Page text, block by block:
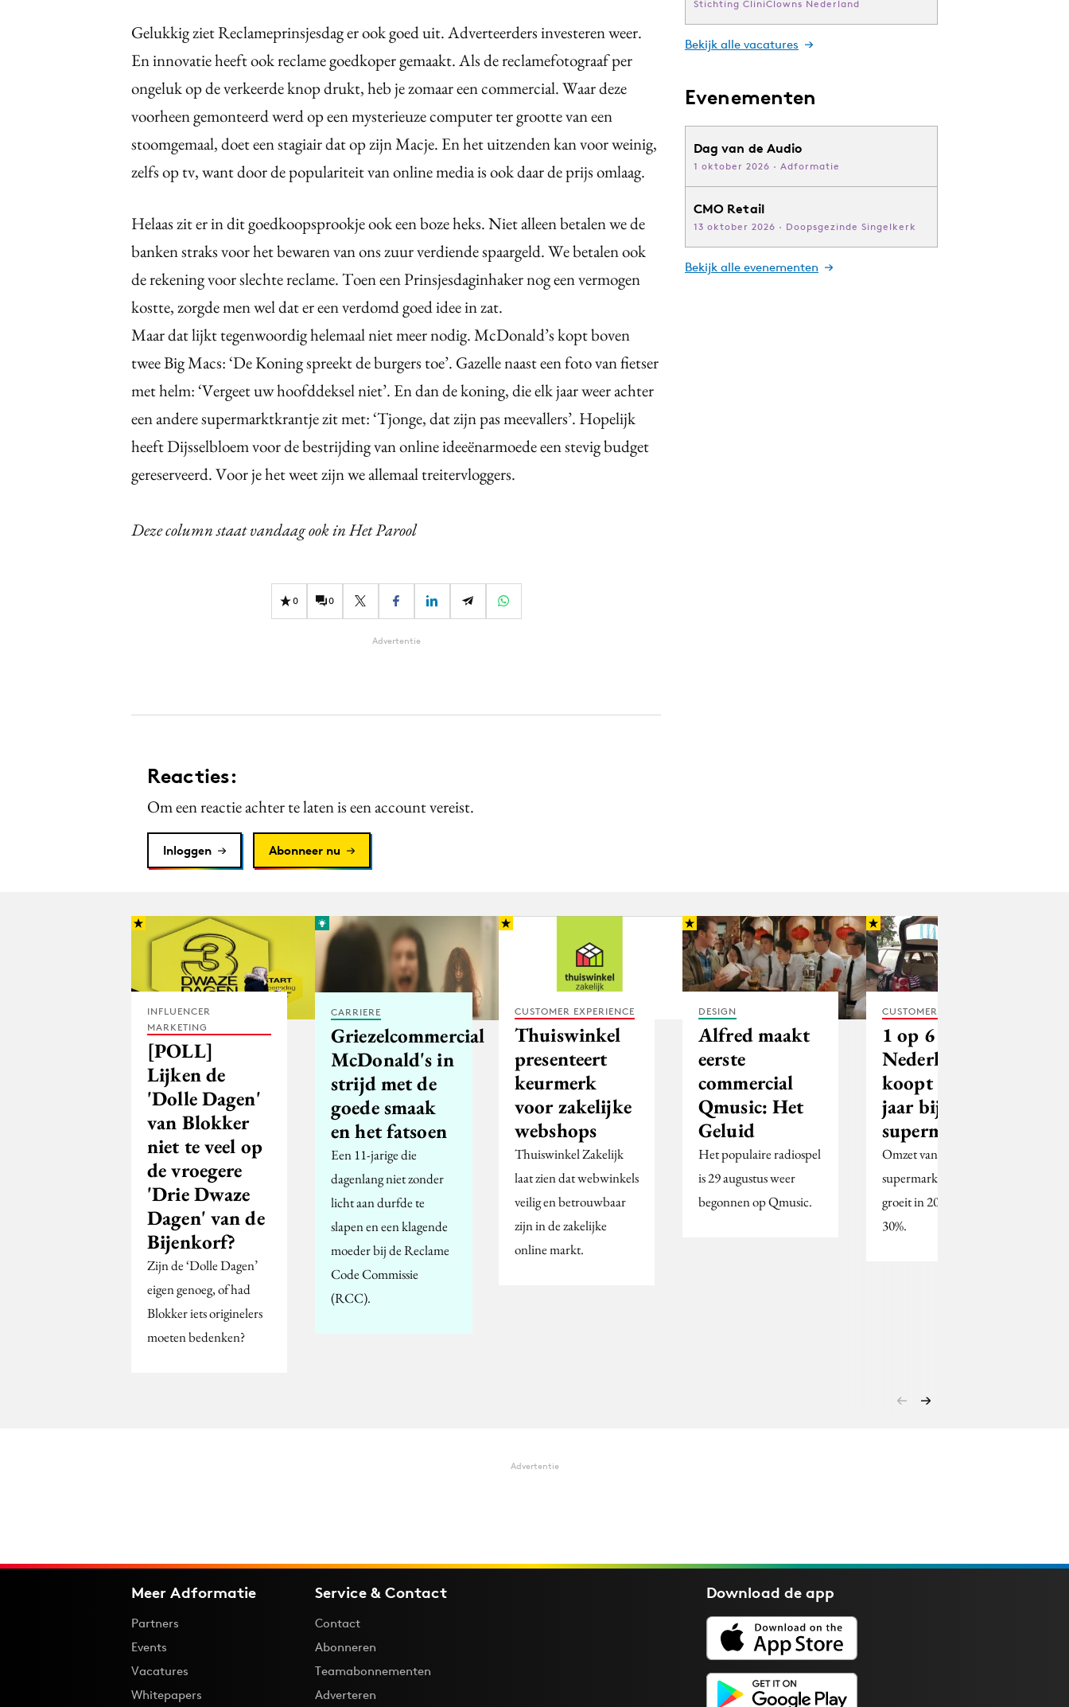
Gelukkig ziet Reclameprinsjesdag er ook goed uit. Adverteerders investeren weer.
En innovatie heeft ook reclame goedkoper gemaakt. Als de reclamefotograaf per
ongeluk op de verkeerde knop drukt, heb je zomaar een commercial. Waar deze
voorheen gemonteerd werd op een mysterieuze computer ter grootte van een
stoomgemaal, doet een stagiair dat op zijn Macje. En het uitzenden kan voor weinig,
zelfs op tv, want door de populariteit van online media is ook daar de prijs omlaag.
Helaas zit er in dit goedkoopsprookje ook een boze heks. Niet alleen betalen we de
banken straks voor het bewaren van ons zuur verdiende spaargeld. We betalen ook
de rekening voor slechte reclame. Toen een Prinsjesdaginhaker nog een vermogen
kostte, zorgde men wel dat er een verdomd goed idee in zat.
Maar dat lijkt tegenwoordig helemaal niet meer nodig. McDonald’s kopt boven
twee Big Macs: ‘De Koning spreekt de burgers toe’. Gazelle naast een foto van fietser
met helm: ‘Vergeet uw hoofddeksel niet’. En dan de koning, die elk jaar weer achter
een andere supermarktkrantje zit met: ‘Tjonge, dat zijn pas meevallers’. Hopelijk
heeft Dijsselbloem voor de bestrijding van online ideeënarmoede een stevig budget
gereserveerd. Voor je het weet zijn we allemaal treitervloggers.
Deze column staat vandaag ook in Het Parool
0 0
Advertentie
Reacties:
Om een reactie achter te laten is een account vereist.
Inloggen Abonneer nu
Stichting CliniClowns Nederland
Bekijk alle vacatures
Evenementen
Dag van de Audio
1 oktober 2026 · Adformatie
CMO Retail
13 oktober 2026 · Doopsgezinde Singelkerk
Bekijk alle evenementen
INFLUENCER
MARKETING
[POLL]
Lijken de
'Dolle Dagen'
van Blokker
niet te veel op
de vroegere
'Drie Dwaze
Dagen' van de
Bijenkorf?
Zijn de ‘Dolle Dagen’
eigen genoeg, of had
Blokker iets originelers
moeten bedenken?
CARRIERE
Griezelcommercial
McDonald's in
strijd met de
goede smaak
en het fatsoen
Een 11-jarige die
dagenlang niet zonder
licht aan durfde te
slapen en een klagende
moeder bij de Reclame
Code Commissie
(RCC).
CUSTOMER EXPERIENCE
Thuiswinkel
presenteert
keurmerk
voor zakelijke
webshops
Thuiswinkel Zakelijk
laat zien dat webwinkels
veilig en betrouwbaar
zijn in de zakelijke
online markt.
DESIGN
Alfred maakt
eerste
commercial
Qmusic: Het
Geluid
Het populaire radiospel
is 29 augustus weer
begonnen op Qmusic.
CUSTOMER EXPERIENCE
1 op 6
Nederlanders
koopt volgend
jaar bij online
supermarkt
Omzet van het online
supermarktkanaal
groeit in 2017 met ruim
30%.
Advertentie
Meer Adformatie
Partners
Events
Vacatures
Whitepapers
Service & Contact
Contact
Abonneren
Teamabonnementen
Adverteren
Download deapp